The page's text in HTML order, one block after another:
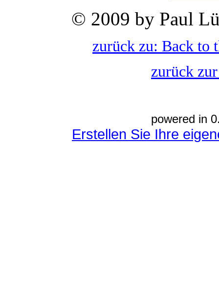
© 2009 by Paul
zurück zu: Back to
zurück
powered in
Erstellen Sie Ihre